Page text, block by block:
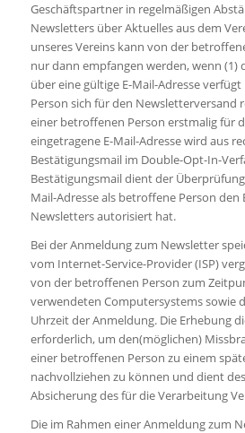
Geschäftspartner in regelmäßigen
Newsletters über Aktuelles aus dem
unseres Vereins kann von der
nur dann empfangen werden, wenn (1)
über eine gültige E-Mail-Adresse
Person sich für den Newsletterversand
einer betroffenen Person erstmalig für
eingetragene E-Mail-Adresse wird aus
Bestätigungsmail im Double-Opt-In-
Bestätigungsmail dient der
Mail-Adresse als betroffene Person den
Newsletters autorisiert hat.
Bei der Anmeldung zum Newsletter
vom Internet-Service-Provider (ISP)
von der betroffenen Person zum
verwendeten Computersystems sowie
Uhrzeit der Anmeldung. Die Erhebung
erforderlich, um den(möglichen)
einer betroffenen Person zu einem
nachvollziehen zu können und dient
Absicherung des für die Verarbeitung
Die im Rahmen einer Anmeldung zum